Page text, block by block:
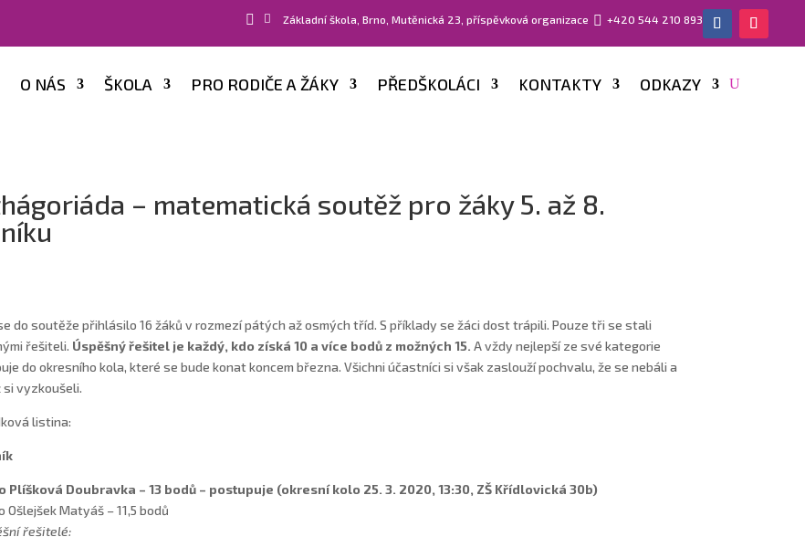
  Základní škola, Brno, Mutěnická 23, příspěvková organizace  +420 544 210 893
O NÁS ŠKOLA PRO RODIČE A ŽÁKY PŘEDŠKOLÁCI KONTAKTY ODKAZY
– matematická soutěž pro žáky 5. až 8.
do soutěže přihlásilo 16 žáků v rozmezí pátých až osmých tříd. S příklady se žáci dost trápili. Pouze tři se stali
řešiteli. Úspěšný řešitel je každý, kdo získá 10 a více bodů z možných 15. A vždy nejlepší ze své kategorie
do okresního kola, které se bude konat koncem března. Všichni účastníci si však zaslouží pochvalu, že se nebáli a
vyzkoušeli.
listina:
Plíšková Doubravka – 13 bodů – postupuje (okresní kolo 25. 3. 2020, 13:30, ZŠ Křídlovická 30b)
Ošlejšek Matyáš – 11,5 bodů
řešitelé: